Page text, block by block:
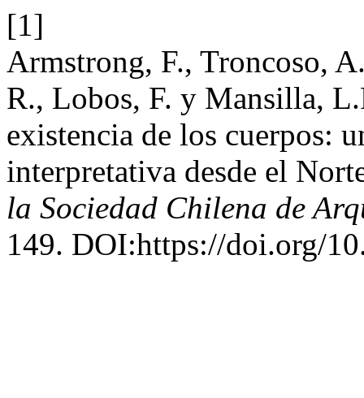
[1]
Armstrong, F., Troncoso,
R., Lobos, F. y Mansilla,
existencia de los cuerpos:
interpretativa desde el
la Sociedad Chilena de
149. DOI:https://doi.org/